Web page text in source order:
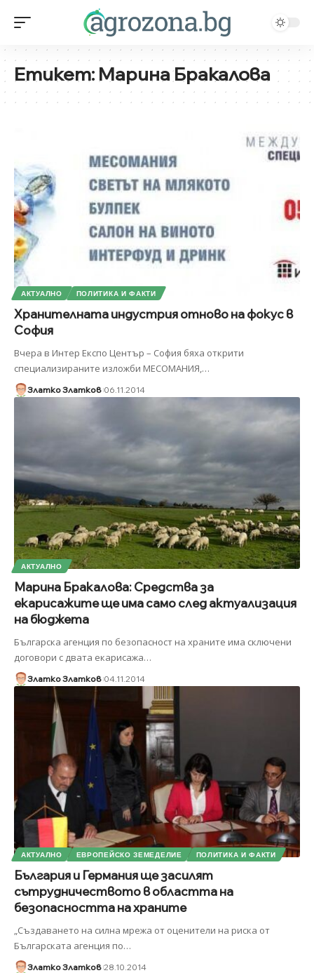
Етикет:Марина Бракалова
АКТУАЛНО ПОЛИТИКА И ФАКТИ
Хранителната индустрия отново на фокус в
София
Вчера в Интер Експо Център – София бяха открити
специализираните изложби МЕСОМАНИЯ,…
Златко Златков 06.11.2014
АКТУАЛНО
Марина Бракалова: Средства за
екарисажите ще има само след актуализация
на бюджета
Българска агенция по безопасност на храните има сключени
договори с двата екарисажа…
Златко Златков 04.11.2014
АКТУАЛНО ЕВРОПЕЙСКО ЗЕМЕДЕЛИЕ ПОЛИТИКА И ФАКТИ
България и Германия ще засилят
сътрудничеството в областта на
безопасността на храните
„Създаването на силна мрежа от оценители на риска от
Българската агенция по…
Златко Златков 28.10.2014